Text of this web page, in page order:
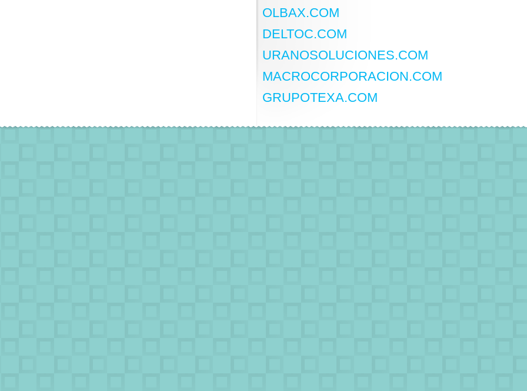
OLBAX.COM
DELTOC.COM
URANOSOLUCIONES.COM
MACROCORPORACION.COM
GRUPOTEXA.COM